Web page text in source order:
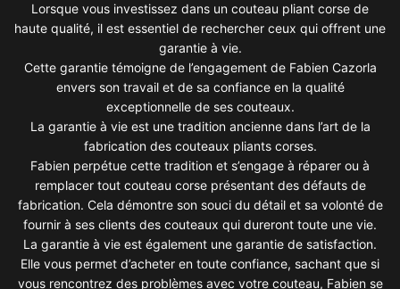
Lorsque vous investissez dans un couteau pliant corse de
haute qualité, il est essentiel de rechercher ceux qui offrent une
garantie à vie.
Cette garantie témoigne de l’engagement de Fabien Cazorla
envers son travail et de sa confiance en la qualité
exceptionnelle de ses couteaux.
La garantie à vie est une tradition ancienne dans l’art de la
fabrication des couteaux pliants corses.
Fabien perpétue cette tradition et s’engage à réparer ou à
remplacer tout couteau corse présentant des défauts de
fabrication. Cela démontre son souci du détail et sa volonté de
fournir à ses clients des couteaux qui dureront toute une vie.
La garantie à vie est également une garantie de satisfaction.
Elle vous permet d’acheter en toute confiance, sachant que si
vous rencontrez des problèmes avec votre couteau, Fabien se